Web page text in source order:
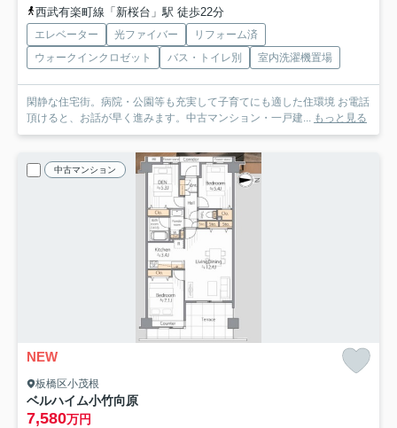
西武有楽町線「新桜台」駅 徒歩22分
エレベーター 光ファイバー
リフォーム済
ウォークインクロゼット
バス・トイレ別 室内洗濯機置場
閑静な住宅街。病院・公園等も充実して子育てにも適した住環境 お電話
頂けると、お話が早く進みます。中古マンション・一戸建...
もっと見る
中古マンション
NEW
板橋区小茂根
ベルハイム小竹向原
7,580万円